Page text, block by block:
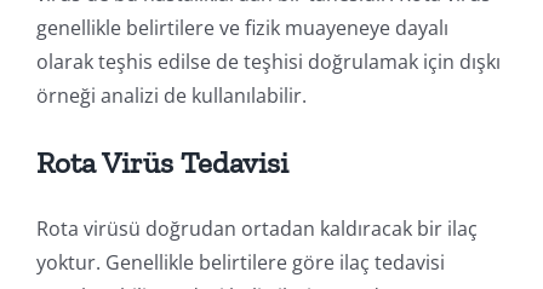
genellikle belirtilere ve fizik muayeneye dayalı
olarak teşhis edilse de teşhisi doğrulamak için dışkı
örneği analizi de kullanılabilir.
Rota Virüs Tedavisi
Rota virüsü doğrudan ortadan kaldıracak bir ilaç
yoktur. Genellikle belirtilere göre ilaç tedavisi